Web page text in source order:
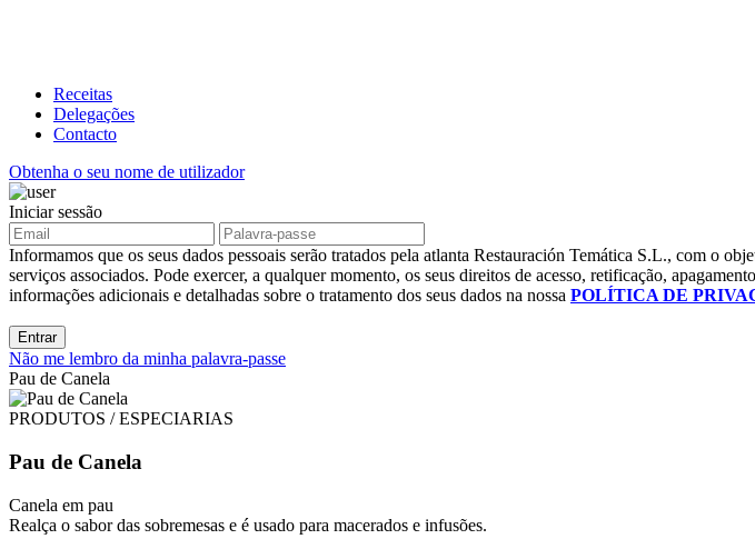
Receitas
Delegações
Contacto
Obtenha o seu nome de utilizador
Iniciar sessão
Informamos que os seus dados pessoais serão tratados pela atlanta Restauración Temática S.L., com o
serviços associados. Pode exercer, a qualquer momento, os seus direitos de acesso, retificação,
informações adicionais e detalhadas sobre o tratamento dos seus dados na nossa POLÍTICA DE
Entrar
Não me lembro da minha palavra-passe
Pau de Canela
PRODUTOS / ESPECIARIAS
Pau de Canela
Canela em pau
Realça o sabor das sobremesas e é usado para macerados e infusões.